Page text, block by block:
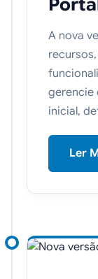
A nova
gerencie
inicial,
Ler